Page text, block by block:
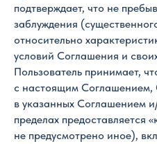
подтверждает, что не
заблуждения
относительно
условий Соглашения и
Пользователь принимает,
с настоящим Соглашением,
в указанных Соглашением
пределах предоставляется
не предусмотрено иное),